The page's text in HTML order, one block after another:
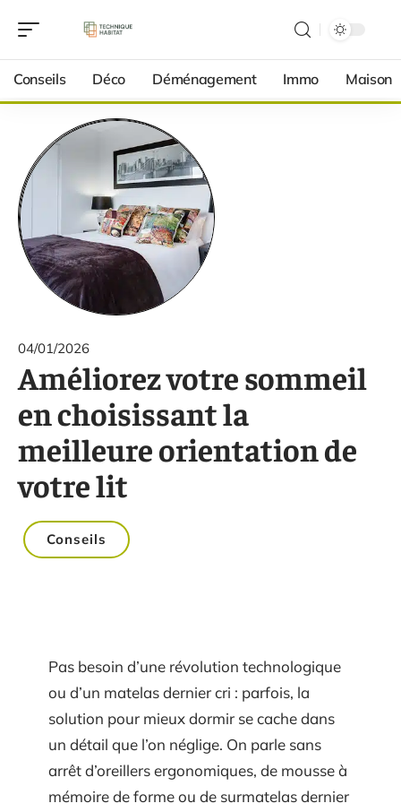
Conseils Déco Déménagement Immo Maison
04/01/2026
Améliorez votre sommeil
en choisissant la
meilleure orientation de
votre lit
Conseils
Pas besoin d’une révolution technologique
ou d’un matelas dernier cri : parfois, la
solution pour mieux dormir se cache dans
un détail que l’on néglige. On parle sans
arrêt d’oreillers ergonomiques, de mousse à
mémoire de forme ou de surmatelas dernier